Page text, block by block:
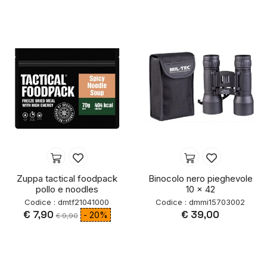
Zuppa tactical foodpack
pollo e noodles
Codice : dmtf21041000
€ 7,90 € 9,90 - 20%
Binocolo nero pieghevole
10 x 42
Codice : dmmi15703002
€ 39,00